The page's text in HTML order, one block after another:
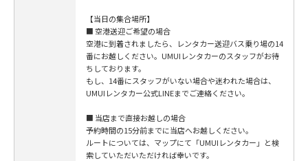
【当日の集合場所】
■ 空港送迎ご希望の場合
空港に到着されましたら、レンタカー送迎バス乗り場の14
番にお越しください。UMUIレンタカーのスタッフがお待
ちしております。
もし、14番にスタッフがいない場合や迷われた場合は、
UMUIレンタカー公式LINEまでご連絡ください。
■ 当店まで直接お越しの場合
予約時間の15分前までに当店へお越しください。
ルートについては、マップにて「UMUIレンタカー」と検
索していただいただければ幸いです。